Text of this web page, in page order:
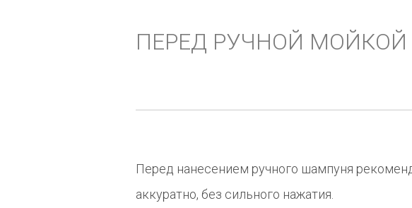
ПЕРЕД РУЧНОЙ
Перед нанесением ручного шампуня
аккуратно, без сильного нажатия.